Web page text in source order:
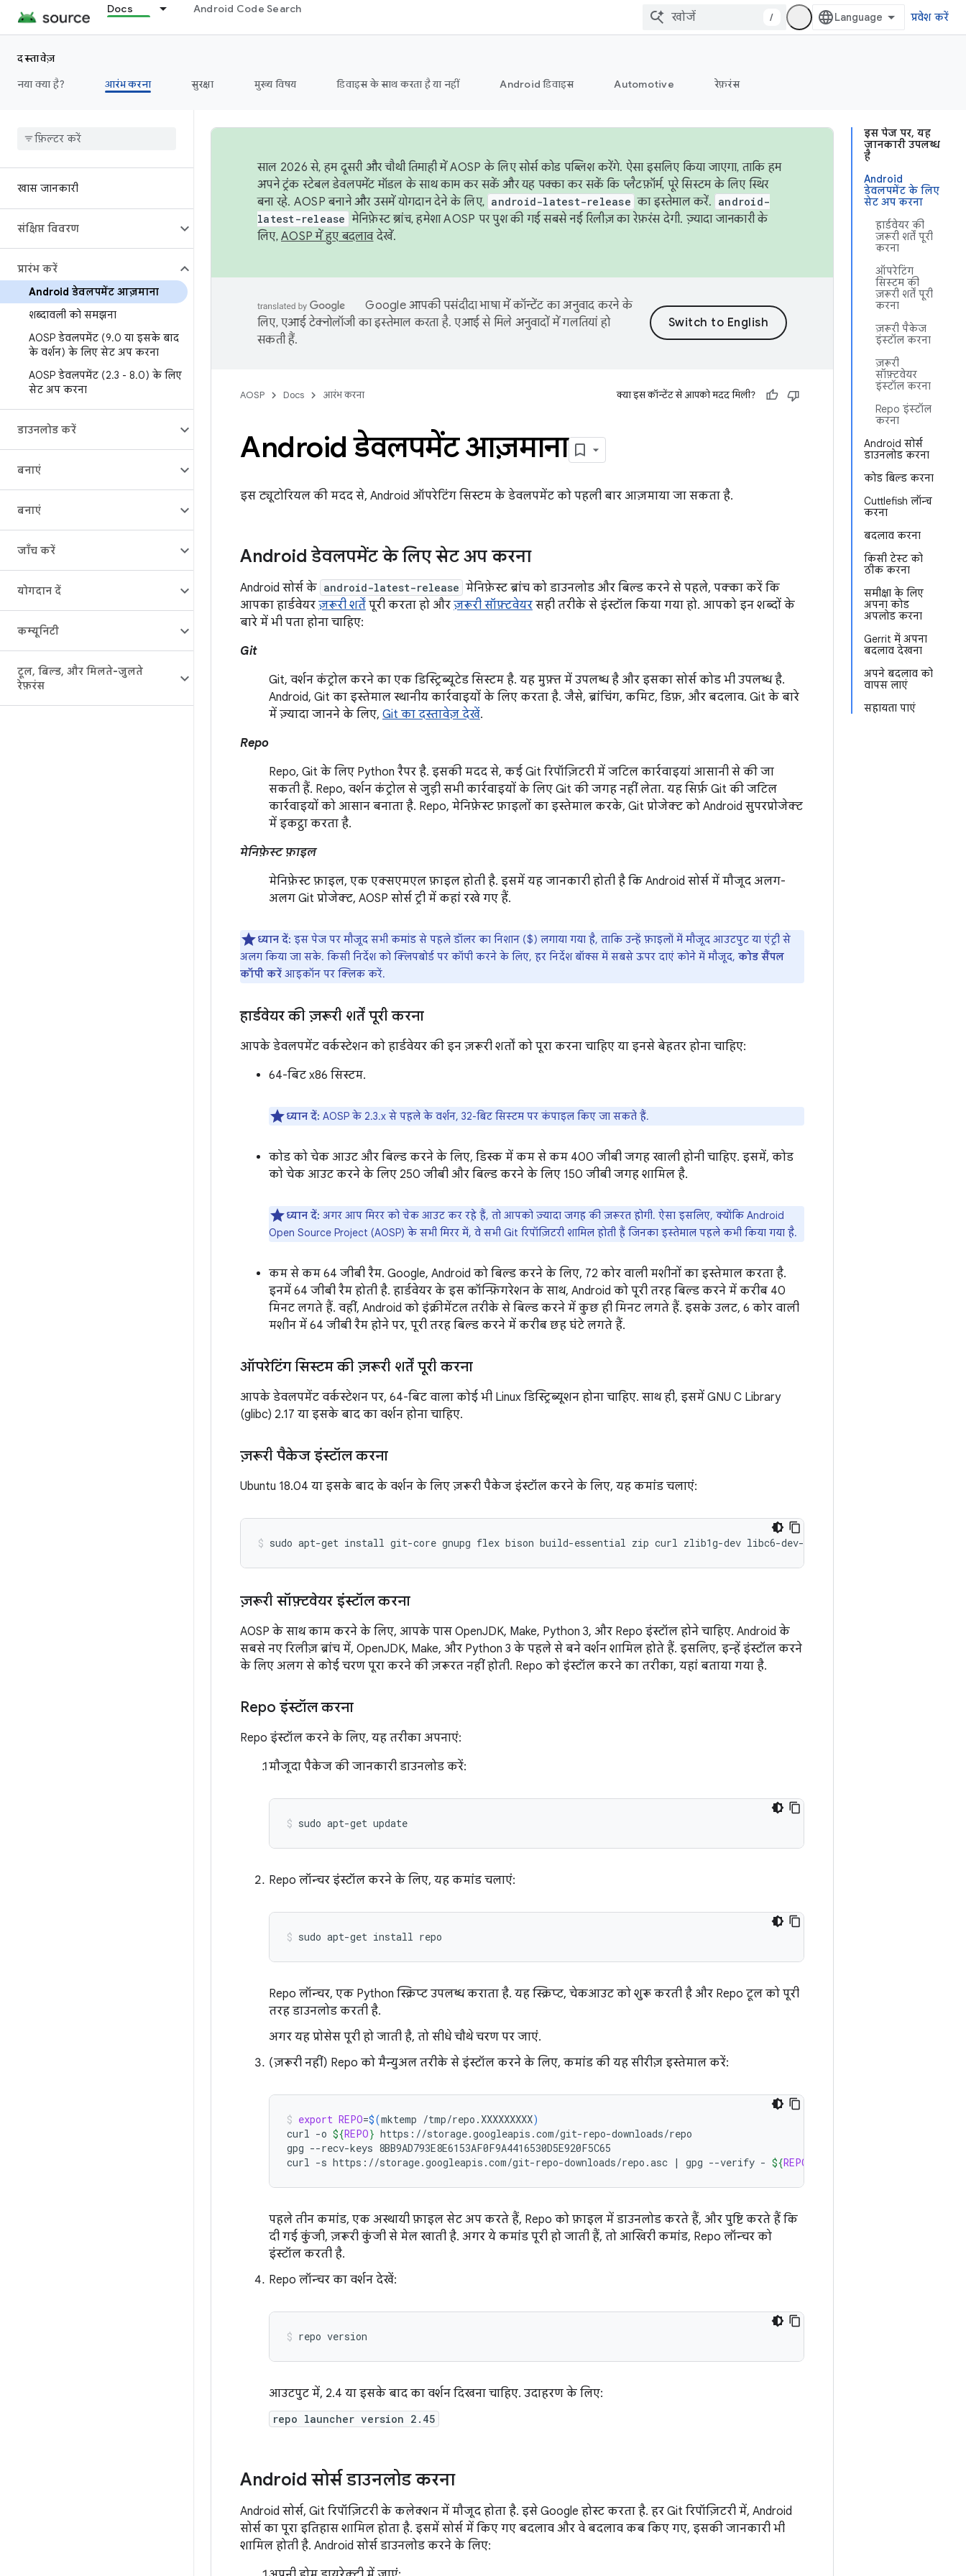
Docs Android Code Search
/ प्रवेश करें
दस्तावेज़
नया क्या है?
आरंभ करना सुरक्षा मुख्य विषय डिवाइस के साथ करता है या नहीं Android डिवाइस Automotive रेफ़रंस
खास जानकारी
संक्षिप्त विवरण
प्रारंभ करें
Android डेवलपमेंट आज़माना
शब्दावली को समझना
AOSP डेवलपमेंट (9.0 या इसके बाद
के वर्शन) के लिए सेट अप करना
AOSP डेवलपमेंट (2.3 - 8.0) के लिए
सेट अप करना
डाउनलोड करें
बनाएं
बनाएं
जाँच करें
योगदान दें
कम्यूनिटी
टूल, बिल्ड, और मिलते-जुलते
रेफ़रंस
इस पेज पर, यह
जानकारी उपलब्ध
है
Android
डेवलपमेंट के लिए
सेट अप करना
हार्डवेयर की
ज़रूरी शर्तें पूरी
करना
ऑपरेटिंग
सिस्टम की
ज़रूरी शर्तें पूरी
करना
ज़रूरी पैकेज
इंस्टॉल करना
ज़रूरी
सॉफ़्टवेयर
इंस्टॉल करना
Repo इंस्टॉल
करना
Android सोर्स
डाउनलोड करना
कोड बिल्ड करना
Cuttlefish लॉन्च
करना
बदलाव करना
किसी टेस्ट को
ठीक करना
समीक्षा के लिए
अपना कोड
अपलोड करना
Gerrit में अपना
बदलाव देखना
अपने बदलाव को
वापस लाएं
सहायता पाएं
साल 2026 से, हम दूसरी और चौथी तिमाही में AOSP के लिए सोर्स कोड पब्लिश करेंगे. ऐसा इसलिए किया जाएगा, ताकि हम
अपने ट्रंक स्टेबल डेवलपमेंट मॉडल के साथ काम कर सकें और यह पक्का कर सकें कि प्लैटफ़ॉर्म, पूरे सिस्टम के लिए स्थिर
बना रहे. AOSP बनाने और उसमें योगदान देने के लिए, android-latest-release का इस्तेमाल करें. android-
latest-release मेनिफ़ेस्ट ब्रांच, हमेशा AOSP पर पुश की गई सबसे नई रिलीज़ का रेफ़रंस देगी. ज़्यादा जानकारी के
लिए, AOSP में हुए बदलावदेखें.
Google आपकी पसंदीदा भाषा में कॉन्टेंट का अनुवाद करने के
लिए, एआई टेक्नोलॉजी का इस्तेमाल करता है. एआई से मिले अनुवादों में गलतियां हो
सकती हैं.
AOSP Docs आरंभ करना क्या इस कॉन्टेंट से आपको मदद मिली?
Android डेवलपमेंट आज़माना
इस ट्यूटोरियल की मदद से, Android ऑपरेटिंग सिस्टम के डेवलपमेंट को पहली बार आज़माया जा सकता है.
Android डेवलपमेंट के लिए सेट अप करना
Android सोर्स के android-latest-release मेनिफ़ेस्ट ब्रांच को डाउनलोड और बिल्ड करने से पहले, पक्का करें कि
आपका हार्डवेयर ज़रूरी शर्तें पूरी करता हो और ज़रूरी सॉफ़्टवेयर सही तरीके से इंस्टॉल किया गया हो. आपको इन शब्दों के
बारे में भी पता होना चाहिए:
Git
Git, वर्शन कंट्रोल करने का एक डिस्ट्रिब्यूटेड सिस्टम है. यह मुफ़्त में उपलब्ध है और इसका सोर्स कोड भी उपलब्ध है.
Android, Git का इस्तेमाल स्थानीय कार्रवाइयों के लिए करता है. जैसे, ब्रांचिंग, कमिट, डिफ़, और बदलाव. Git के बारे
में ज़्यादा जानने के लिए, Git का दस्तावेज़ देखें.
Repo
Repo, Git के लिए Python रैपर है. इसकी मदद से, कई Git रिपॉज़िटरी में जटिल कार्रवाइयां आसानी से की जा
सकती हैं. Repo, वर्शन कंट्रोल से जुड़ी सभी कार्रवाइयों के लिए Git की जगह नहीं लेता. यह सिर्फ़ Git की जटिल
कार्रवाइयों को आसान बनाता है. Repo, मेनिफ़ेस्ट फ़ाइलों का इस्तेमाल करके, Git प्रोजेक्ट को Android सुपरप्रोजेक्ट
में इकट्ठा करता है.
मेनिफ़ेस्ट फ़ाइल
मेनिफ़ेस्ट फ़ाइल, एक एक्सएमएल फ़ाइल होती है. इसमें यह जानकारी होती है कि Android सोर्स में मौजूद अलग-
अलग Git प्रोजेक्ट, AOSP सोर्स ट्री में कहां रखे गए हैं.
ध्यान दें: इस पेज पर मौजूद सभी कमांड से पहले डॉलर का निशान ($) लगाया गया है, ताकि उन्हें फ़ाइलों में मौजूद आउटपुट या एंट्री से
अलग किया जा सके. किसी निर्देश को क्लिपबोर्ड पर कॉपी करने के लिए, हर निर्देश बॉक्स में सबसे ऊपर दाएं कोने में मौजूद, कोड सैंपल
कॉपी करें आइकॉन पर क्लिक करें.
हार्डवेयर की ज़रूरी शर्तें पूरी करना
आपके डेवलपमेंट वर्कस्टेशन को हार्डवेयर की इन ज़रूरी शर्तों को पूरा करना चाहिए या इनसे बेहतर होना चाहिए:
64-बिट x86 सिस्टम.
ध्यान दें: AOSP के 2.3.x से पहले के वर्शन, 32-बिट सिस्टम पर कंपाइल किए जा सकते हैं.
कोड को चेक आउट और बिल्ड करने के लिए, डिस्क में कम से कम 400 जीबी जगह खाली होनी चाहिए. इसमें, कोड
को चेक आउट करने के लिए 250 जीबी और बिल्ड करने के लिए 150 जीबी जगह शामिल है.
ध्यान दें: अगर आप मिरर को चेक आउट कर रहे हैं, तो आपको ज़्यादा जगह की ज़रूरत होगी. ऐसा इसलिए, क्योंकि Android
Open Source Project (AOSP) के सभी मिरर में, वे सभी Git रिपॉज़िटरी शामिल होती हैं जिनका इस्तेमाल पहले कभी किया गया है.
कम से कम 64 जीबी रैम. Google, Android को बिल्ड करने के लिए, 72 कोर वाली मशीनों का इस्तेमाल करता है.
इनमें 64 जीबी रैम होती है. हार्डवेयर के इस कॉन्फ़िगरेशन के साथ, Android को पूरी तरह बिल्ड करने में करीब 40
मिनट लगते हैं. वहीं, Android को इंक्रीमेंटल तरीके से बिल्ड करने में कुछ ही मिनट लगते हैं. इसके उलट, 6 कोर वाली
मशीन में 64 जीबी रैम होने पर, पूरी तरह बिल्ड करने में करीब छह घंटे लगते हैं.
ऑपरेटिंग सिस्टम की ज़रूरी शर्तें पूरी करना
आपके डेवलपमेंट वर्कस्टेशन पर, 64-बिट वाला कोई भी Linux डिस्ट्रिब्यूशन होना चाहिए. साथ ही, इसमें GNU C Library
(glibc) 2.17 या इसके बाद का वर्शन होना चाहिए.
ज़रूरी पैकेज इंस्टॉल करना
Ubuntu 18.04 या इसके बाद के वर्शन के लिए ज़रूरी पैकेज इंस्टॉल करने के लिए, यह कमांड चलाएं:
sudo apt-get install git-core gnupg flex bison build-essential zip curl zlib1g-dev libc6-dev-i386
ज़रूरी सॉफ़्टवेयर इंस्टॉल करना
AOSP के साथ काम करने के लिए, आपके पास OpenJDK, Make, Python 3, और Repo इंस्टॉल होने चाहिए. Android के
सबसे नए रिलीज़ ब्रांच में, OpenJDK, Make, और Python 3 के पहले से बने वर्शन शामिल होते हैं. इसलिए, इन्हें इंस्टॉल करने
के लिए अलग से कोई चरण पूरा करने की ज़रूरत नहीं होती. Repo को इंस्टॉल करने का तरीका, यहां बताया गया है.
Repo इंस्टॉल करना
Repo इंस्टॉल करने के लिए, यह तरीका अपनाएं:
मौजूदा पैकेज की जानकारी डाउनलोड करें:
sudo apt-get update
Repo लॉन्चर इंस्टॉल करने के लिए, यह कमांड चलाएं:
sudo apt-get install repo
Repo लॉन्चर, एक Python स्क्रिप्ट उपलब्ध कराता है. यह स्क्रिप्ट, चेकआउट को शुरू करती है और Repo टूल को पूरी
तरह डाउनलोड करती है.
अगर यह प्रोसेस पूरी हो जाती है, तो सीधे चौथे चरण पर जाएं.
(ज़रूरी नहीं) Repo को मैन्युअल तरीके से इंस्टॉल करने के लिए, कमांड की यह सीरीज़ इस्तेमाल करें:
export REPO=$(mktemp /tmp/repo.XXXXXXXXX)
curl -o ${REPO} https://storage.googleapis.com/git-repo-downloads/repo
gpg --recv-keys 8BB9AD793E8E6153AF0F9A4416530D5E920F5C65
curl -s https://storage.googleapis.com/git-repo-downloads/repo.asc | gpg --verify - ${REPO
पहले तीन कमांड, एक अस्थायी फ़ाइल सेट अप करते हैं, Repo को फ़ाइल में डाउनलोड करते हैं, और पुष्टि करते हैं कि
दी गई कुंजी, ज़रूरी कुंजी से मेल खाती है. अगर ये कमांड पूरी हो जाती हैं, तो आखिरी कमांड, Repo लॉन्चर को
इंस्टॉल करती है.
Repo लॉन्चर का वर्शन देखें:
repo version
आउटपुट में, 2.4 या इसके बाद का वर्शन दिखना चाहिए. उदाहरण के लिए:
repo launcher version 2.45
Android सोर्स डाउनलोड करना
Android सोर्स, Git रिपॉज़िटरी के कलेक्शन में मौजूद होता है. इसे Google होस्ट करता है. हर Git रिपॉज़िटरी में, Android
सोर्स का पूरा इतिहास शामिल होता है. इसमें सोर्स में किए गए बदलाव और वे बदलाव कब किए गए, इसकी जानकारी भी
शामिल होती है. Android सोर्स डाउनलोड करने के लिए: